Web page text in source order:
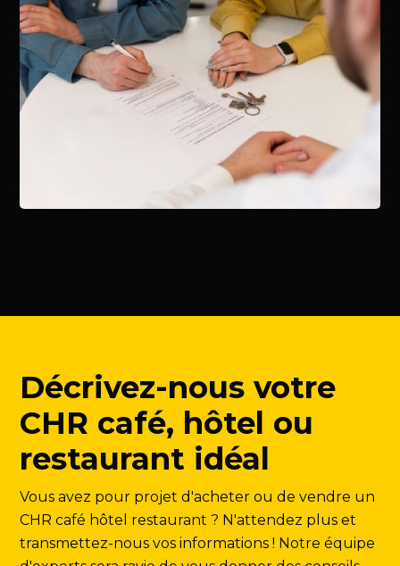
Décrivez-nous votre
CHR café, hôtel ou
restaurant idéal
Vous avez pour projet d'acheter ou de vendre un
CHR café hôtel restaurant ? N'attendez plus et
transmettez-nous vos informations ! Notre équipe